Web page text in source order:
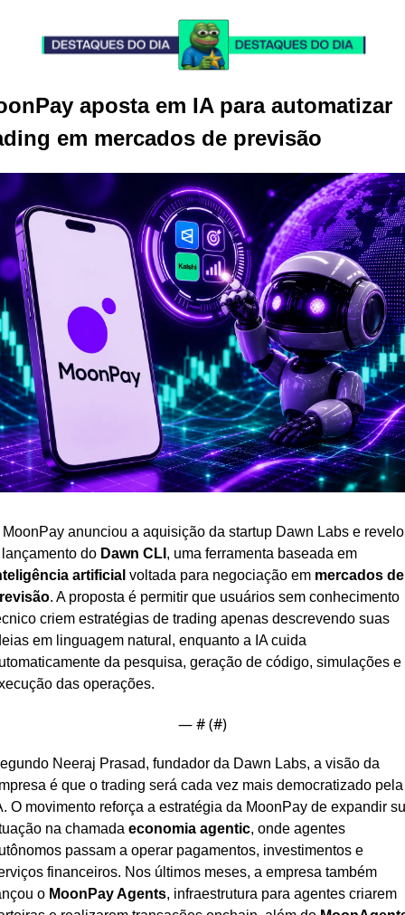
aposta em IA para automatizar
em mercados de previsão
MoonPay anunciou a aquisição da startup Dawn Labs e
do Dawn CLI
, uma ferramenta baseada em
artificial voltada para negociação em mercados de
. A proposta é permitir que usuários sem conhecimento
criem estratégias de trading apenas descrevendo suas
em linguagem natural, enquanto a IA cuida
da pesquisa, geração de código, simulações e
das operações.
— # (#)
Neeraj Prasad, fundador da Dawn Labs, a visão da
é que o trading será cada vez mais democratizado pela
O movimento reforça a estratégia da MoonPay de expandir
na chamada economia agentic, onde agentes
passam a operar pagamentos, investimentos e
financeiros. Nos últimos meses, a empresa também
o MoonPay Agents, infraestrutura para agentes criarem